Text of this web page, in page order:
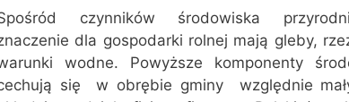
czynników środowiska
dla gospodarki rolnej mają gleby,
wodne. Powyższe komponenty
się  w obrębie gminy  względnie